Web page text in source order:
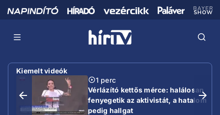
Kiemelt videók
1 perc
Vérlázító kettős mérce: halálosan
fenyegetik az aktivistát, a hatalom
pedig hallgat